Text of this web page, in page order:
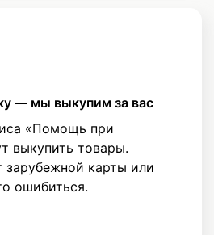
— мы выкупим за вас
«Помощь при
выкупить товары.
зарубежной карты или
ошибиться.